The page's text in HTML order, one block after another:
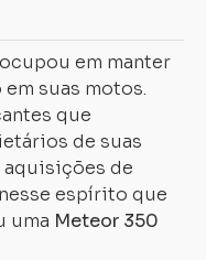
em manter
suas motos.
que
de suas
aquisições de
espírito que
uma Meteor 350